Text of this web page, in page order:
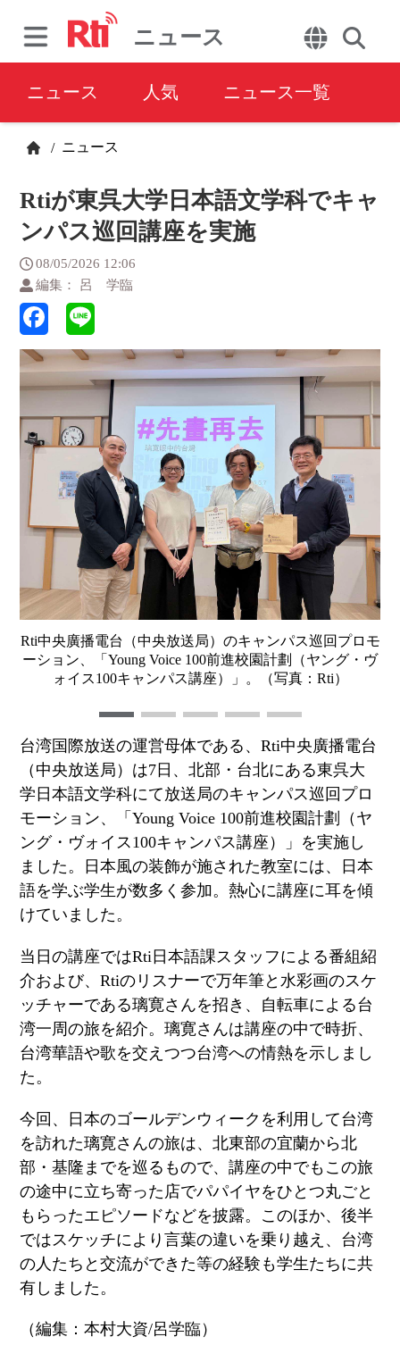
ニュース
ニュース 人気 ニュース一覧
/ ニュース
Rtiが東呉大学日本語文学科でキャ
ンパス巡回講座を実施
08/05/2026 12:06
編集： 呂 学臨
Rti中央廣播電台（中央放送局）のキャンパス巡回プロモ
ーション、「Young Voice 100前進校園計劃（ヤング・ヴ
ォイス100キャンパス講座）」。（写真：Rti）
台湾国際放送の運営母体である、Rti中央廣播電台
（中央放送局）は7 日、北部・台北にある東呉大
学日本語文学科にて放送局のキャンパス巡回プロ
モーション、「Young Voice 100前進校園計劃（ヤ
ング・ヴォイス100キャンパス講座）」を実施し
ました。日本風の装飾が施された教室には、日本
語を学ぶ学生が数多く参加。熱心に講座に耳を傾
けていました。
当日の講座ではRti 日本語課スタッフによる番組紹
介および、Rtiのリスナーで万年筆と水彩画のスケ
ッチャーである璃寛さんを招き、自転車による台
湾一周の旅を紹介。璃寛さんは講座の中で時折、
台湾華語や歌を交えつつ台湾への情熱を示しまし
た。
今回、日本のゴールデンウィークを利用して台湾
を訪れた璃寛さんの旅は、北東部の宜蘭から北
部・基隆までを巡るもので、講座の中でもこの旅
の途中に立ち寄った店でパパイヤをひとつ丸ごと
もらったエピソードなどを披露。このほか、後半
ではスケッチにより言葉の違いを乗り越え、台湾
の人たちと交流ができた等の経験も学生たちに共
有しました。
（編集：本村大資/呂学臨）